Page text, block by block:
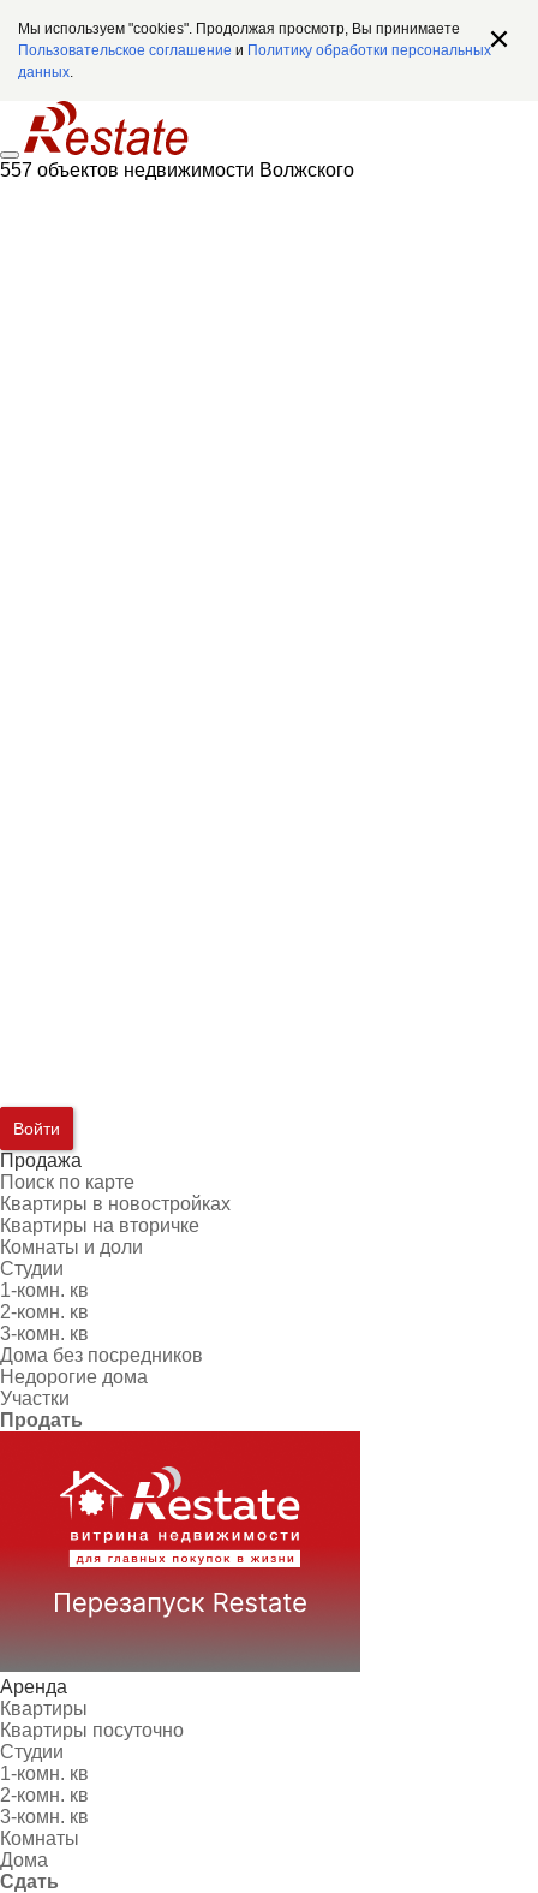
Мы используем "cookies". Продолжая просмотр, Вы принимаете
Пользовательское соглашение и Политику обработки персональных
данных.
557 объектов недвижимости Волжского
Войти
Продажа
Поиск по карте
Квартиры в новостройках
Квартиры на вторичке
Комнаты и доли
Студии
1-комн. кв
2-комн. кв
3-комн. кв
Дома без посредников
Недорогие дома
Участки
Продать
Аренда
Квартиры
Квартиры посуточно
Студии
1-комн. кв
2-комн. кв
3-комн. кв
Комнаты
Дома
Сдать